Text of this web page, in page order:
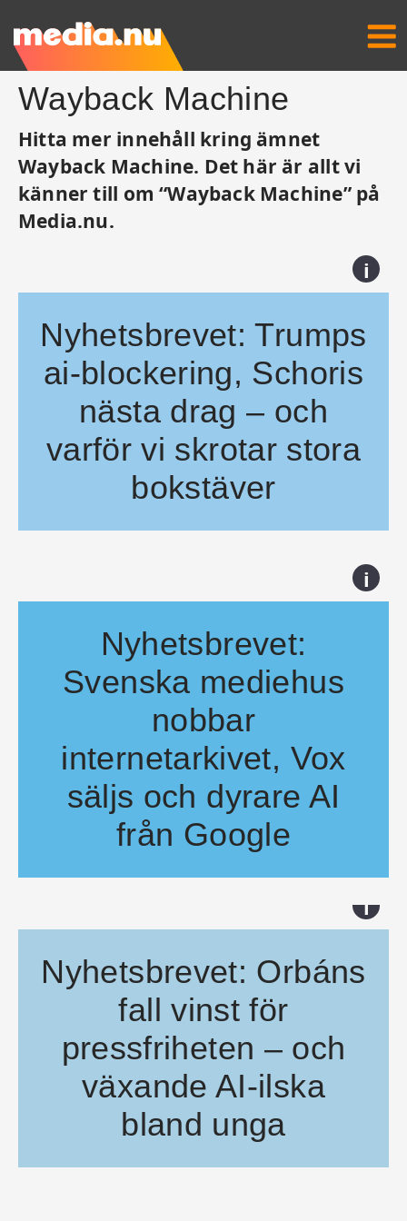
Wayback Machine
Hitta mer innehåll kring ämnet
Wayback Machine. Det här är allt vi
känner till om “Wayback Machine” på
Media.nu.
i
Nyhetsbrevet: Trumps
ai-blockering, Schoris
nästa drag – och
varför vi skrotar stora
bokstäver
I dagens brev träffar jag Martin Schori, som gick från ai-chef på
Nyhetsbrevet:
Svenska mediehus
nobbar
internetarkivet, Vox
säljs och dyrare AI
från Google
Svenska mediehus blockerar internets inofficiella arkiv – en
i
i
Nyhetsbrevet: Orbáns
fall vinst för
pressfriheten – och
växande AI-ilska
bland unga
Hoppet tänds för Ungerns pressfrihet, nyhetssajter stänger ute